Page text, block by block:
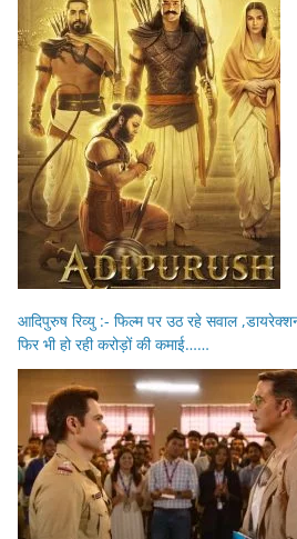
आदिपुरुष रिव्यु :- फिल्म पर उठ रहे सवाल
फिर भी हो रही करोड़ों की कमाई……